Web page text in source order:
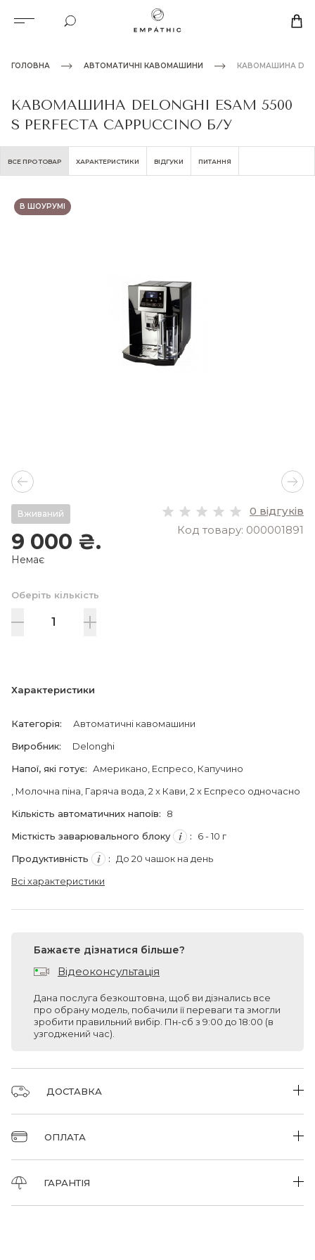
ГОЛОВНА АВТОМАТИЧНІ КАВОМАШИНИ КАВОМАШИНА
КАВОМАШИНА DELONGHI ESAM 5500
S PERFECTA CAPPUCCINO Б/У
ВСЕ ПРО ТОВАР ХАРАКТЕРИСТИКИ ВІДГУКИ ПИТАННЯ
В ШОУРУМІ
Вживаний
9 000 ₴.
Немає
0 відгуків
Код товару: 000001891
Оберіть кількість
Характеристики
Категорія:
Автоматичні кавомашини
Виробник:
Delonghi
Напої, які готує: Американо , Еспресо , Капучино
, Молочна піна , Гаряча вода , 2 x Кави , 2 x Еспресо одночасно
Кількість автоматичних напоїв:
8
Місткість заварювального блоку
:
6 - 10 г
Продуктивність
:
До 20 чашок на день
Всі характеристики
Бажаєте дізнатися більше?
Відеоконсультація
Дана послуга безкоштовна, щоб ви дізнались все
про обрану модель, побачили її переваги та змогли
зробити правильний вибір. Пн-сб з 9:00 до 18:00 (в
узгоджений час).
ДОСТАВКА
Доставка замовлень від 1500 грн безкоштовна
Самовивіз
Ви можете самостійно забрати замовлення у нашому
ОПЛАТА
Готівкою/VISA/Mastercard/GooglePay/ApplePay/
Накладений платіж/Оплата по рахунку
ГАРАНТІЯ